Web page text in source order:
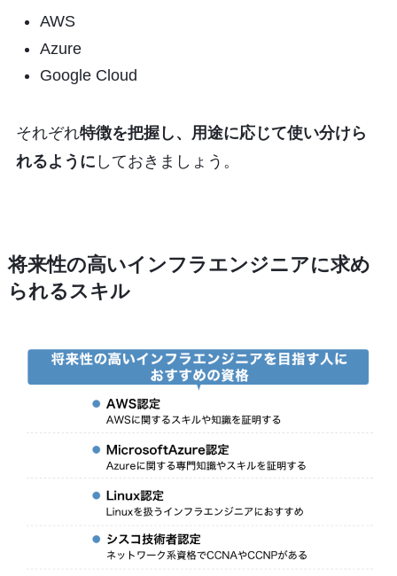
AWS
Azure
Google Cloud
それぞれ特徴を把握し、用途に応じて使い分けら
れるように しておきましょう。
将来性の高いインフラエンジニアに求め
られるスキル